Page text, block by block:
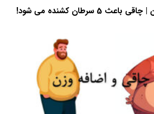
سرطان کشنده می شود!